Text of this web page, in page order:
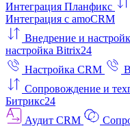
Интеграция Планфикс
Интеграция с amoCRM
Внедрение и
настройка Bitrix24
Настройка CRM
Сопровождение и
Битрикс24
Аудит CRM